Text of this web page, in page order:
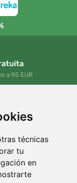
técnicas
tu
en
a 95 EUR
cualquier momento
más